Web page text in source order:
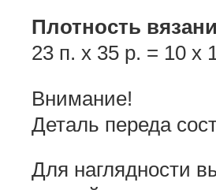
Плотность
23 п. х 35 р. = 10 x
Внимание!
Деталь переда
Для наглядности